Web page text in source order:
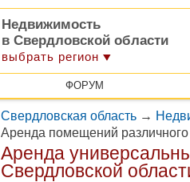
Недвижимость
в Свердловской области
выбрать регион
ФОРУМ
Свердловская область →
Аренда помещений
Аренда
Свердловской